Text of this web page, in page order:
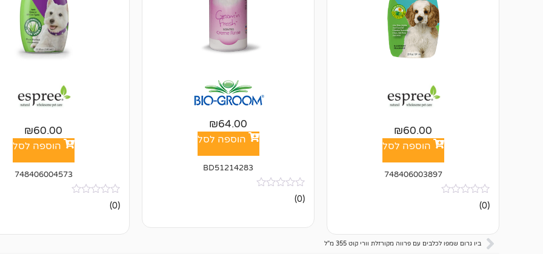
₪60.00
הוספה לסל
748406003897
אין
ביקורות
(0)
₪64.00
הוספה לסל
BD51214283
אין
ביקורות
(0)
₪60.00
הוספה לסל
748406004573
אין
ביקורות
(0)
ביו גרום שמפו לכלבים עם פרווה מקורזלת וורי קוט 355 מ"ל